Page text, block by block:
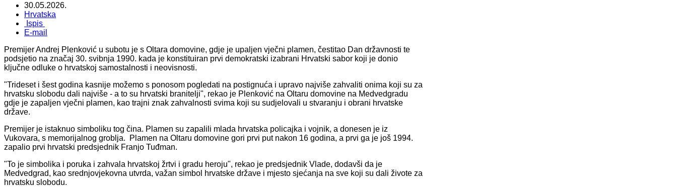
30.05.2026.
Hrvatska
Ispis
E-mail
Premijer Andrej Plenković u subotu je s Oltara domovine, gdje je upaljen vječni plamen, čestitao Dan državnosti te
podsjetio na značaj 30. svibnja 1990. kada je konstituiran prvi demokratski izabrani Hrvatski sabor koji je donio
ključne odluke o hrvatskoj samostalnosti i neovisnosti.
"Trideset i šest godina kasnije možemo s ponosom pogledati na postignuća i upravo najviše zahvaliti onima koji su za
hrvatsku slobodu dali najviše - a to su hrvatski branitelji", rekao je Plenković na Oltaru domovine na Medvedgradu
gdje je zapaljen vječni plamen, kao trajni znak zahvalnosti svima koji su sudjelovali u stvaranju i obrani hrvatske
države.
Premijer je istaknuo simboliku tog čina. Plamen su zapalili mlada hrvatska policajka i vojnik, a donesen je iz
Vukovara, s memorijalnog groblja. Plamen na Oltaru domovine gori prvi put nakon 16 godina, a prvi ga je još 1994.
zapalio prvi hrvatski predsjednik Franjo Tuđman.
"To je simbolika i poruka i zahvala hrvatskoj žrtvi i gradu heroju", rekao je predsjednik Vlade, dodavši da je
Medvedgrad, kao srednjovjekovna utvrda, važan simbol hrvatske države i mjesto sjećanja na sve koji su dali živote za
hrvatsku slobodu.